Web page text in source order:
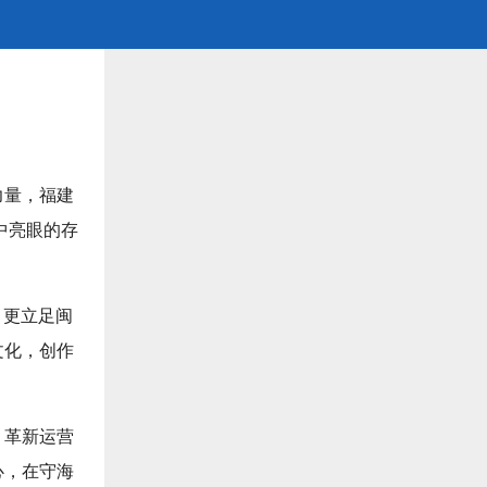
，福建
亮眼的存
立足闽
化，创作
革新运营
，在守海